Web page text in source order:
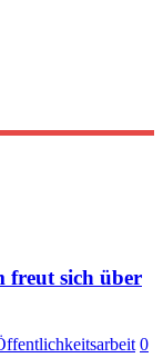
freut sich über
0